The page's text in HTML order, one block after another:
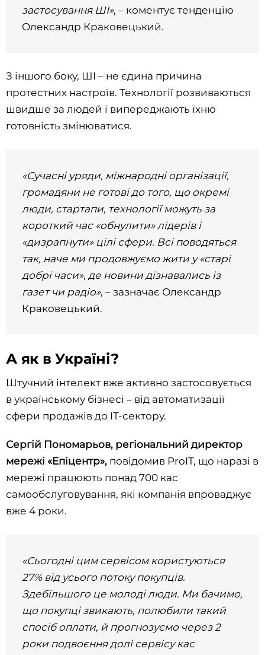
застосування ШІ», – коментує тенденцію
Олександр Краковецький.
З іншого боку, ШІ – не єдина причина
протестних настроїв. Технології розвиваються
швидше за людей і випереджають їхню
готовність змінюватися.
«Сучасні уряди, міжнародні організації,
громадяни не готові до того, що окремі
люди, стартапи, технології можуть за
короткий час «обнулити» лідерів і
«дизрапнути» цілі сфери. Всі поводяться
так, наче ми продовжуємо жити у «старі
добрі часи», де новини дізнавались із
газет чи радіо», – зазначає Олександр
Краковецький.
А як в Україні?
Штучний інтелект вже активно застосовується
в українському бізнесі – від автоматизації
сфери продажів до ІТ-сектору.
Сергій Пономарьов, регіональний директор
мережі «Епіцентр», повідомив ProIT, що наразі в
мережі працюють понад 700 кас
самообслуговування, які компанія впроваджує
вже 4 роки.
«Сьогодні цим сервісом користуються
27% від усього потоку покупців.
Здебільшого це молоді люди. Ми бачимо,
що покупці звикають, полюбили такий
спосіб оплати, й прогнозуємо через 2
роки подвоєння долі сервісу кас